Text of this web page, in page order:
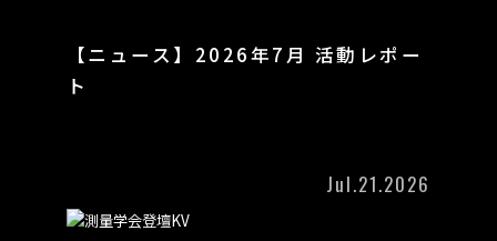
【ニュース】2026年7月 活動レポー
ト
Jul.21.2026